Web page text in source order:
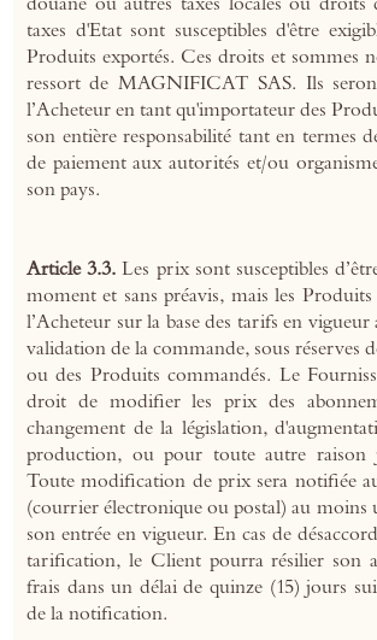
taxes d'Etat sont susceptibles d'être
Produits exportés. Ces droits et sommes
ressort de MAGNIFICAT SAS. Ils
l’Acheteur en tant qu'importateur des
son entière responsabilité tant en termes
de paiement aux autorités et/ou
son pays.
Article 3.3. Les prix sont susceptibles
moment et sans préavis, mais les
l’Acheteur sur la base des tarifs en
validation de la commande, sous réserves
ou des Produits commandés. Le
droit de modifier les prix des
changement de la législation,
production, ou pour toute autre raison
Toute modification de prix sera notifiée
(courrier électronique ou postal) au moins
son entrée en vigueur. En cas de
tarification, le Client pourra résilier son
frais dans un délai de quinze (15) jours
de la notification.